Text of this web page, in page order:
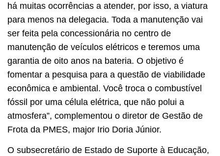
há muitas ocorrências a atender, por isso, a viatura
para menos na delegacia. Toda a manutenção vai
ser feita pela concessionária no centro de
manutenção de veículos elétricos e teremos uma
garantia de oito anos na bateria. O objetivo é
fomentar a pesquisa para a questão de viabilidade
econômica e ambiental. Você troca o combustível
fóssil por uma célula elétrica, que não polui a
atmosfera”, complementou o diretor de Gestão de
Frota da PMES, major Irio Doria Júnior.
O subsecretário de Estado de Suporte à Educação,